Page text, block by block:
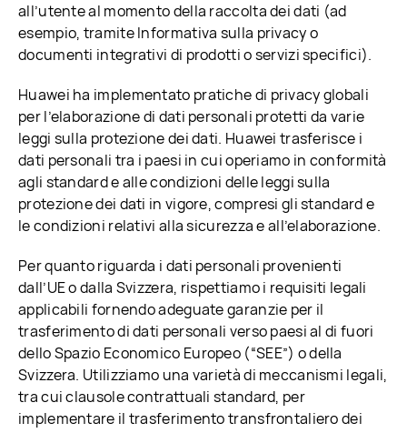
all’utente al momento della raccolta dei dati (ad
esempio, tramite Informativa sulla privacy o
documenti integrativi di prodotti o servizi specifici).
Huawei ha implementato pratiche di privacy globali
per l’elaborazione di dati personali protetti da varie
leggi sulla protezione dei dati. Huawei trasferisce i
dati personali tra i paesi in cui operiamo in conformità
agli standard e alle condizioni delle leggi sulla
protezione dei dati in vigore, compresi gli standard e
le condizioni relativi alla sicurezza e all’elaborazione.
Per quanto riguarda i dati personali provenienti
dall’UE o dalla Svizzera, rispettiamo i requisiti legali
applicabili fornendo adeguate garanzie per il
trasferimento di dati personali verso paesi al di fuori
dello Spazio Economico Europeo (“SEE”) o della
Svizzera. Utilizziamo una varietà di meccanismi legali,
tra cui clausole contrattuali standard, per
implementare il trasferimento transfrontaliero dei